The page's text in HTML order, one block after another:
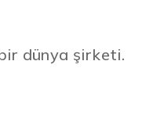
dünya şirketi.